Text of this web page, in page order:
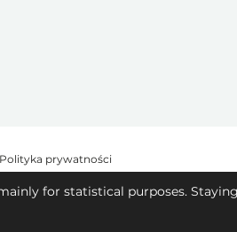
for statistical purposes.
Polityka prywatności